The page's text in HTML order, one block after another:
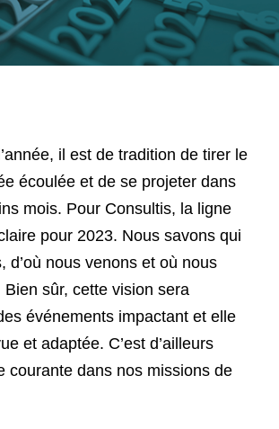
il est de tradition de tirer le
écoulée et de se projeter dans
mois. Pour Consultis, la ligne
pour 2023. Nous savons qui
d’où nous venons et où nous
sûr, cette vision sera
événements impactant et elle
et adaptée. C’est d’ailleurs
courante dans nos missions de